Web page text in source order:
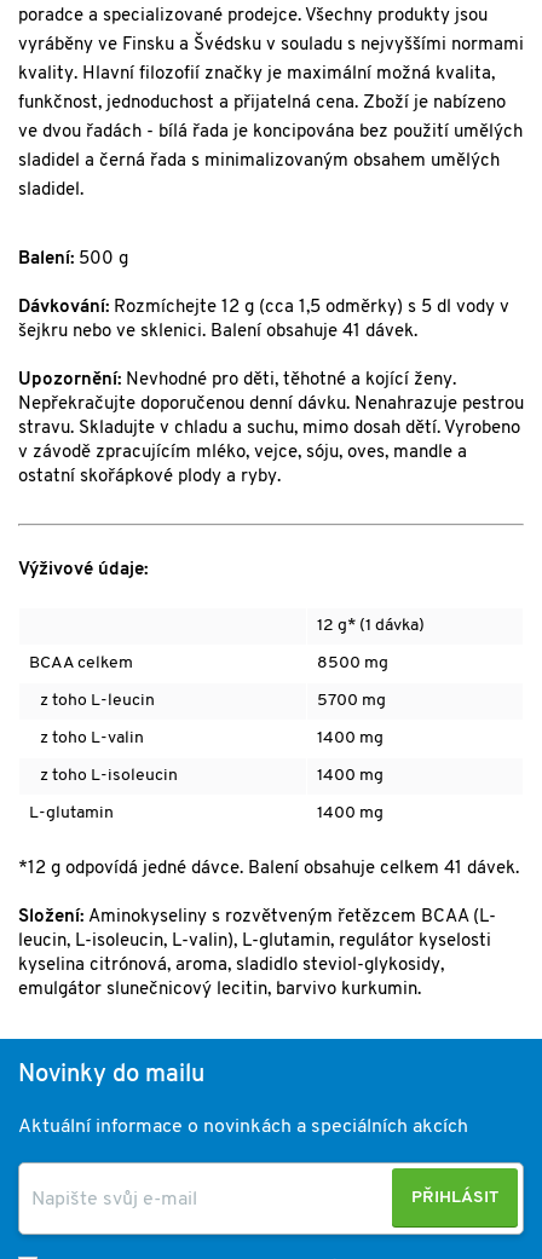
poradce a specializované prodejce. Všechny produkty jsou
vyráběny ve Finsku a Švédsku v souladu s nejvyššími normami
kvality. Hlavní filozofií značky je maximální možná kvalita,
funkčnost, jednoduchost a přijatelná cena. Zboží je nabízeno
ve dvou řadách - bílá řada je koncipována bez použití umělých
sladidel a černá řada s minimalizovaným obsahem umělých
sladidel.
Balení: 500 g
Dávkování: Rozmíchejte 12 g (cca 1,5 odměrky) s 5 dl vody v
šejkru nebo ve sklenici. Balení obsahuje 41 dávek.
Upozornění: Nevhodné pro děti, těhotné a kojící ženy.
Nepřekračujte doporučenou denní dávku. Nenahrazuje pestrou
stravu. Skladujte v chladu a suchu, mimo dosah dětí. Vyrobeno
v závodě zpracujícím mléko, vejce, sóju, oves, mandle a
ostatní skořápkové plody a ryby.
Výživové údaje:
12 g* (1 dávka)
BCAA celkem 8500 mg
z toho L-leucin 5700 mg
z toho L-valin 1400 mg
z toho L-isoleucin 1400 mg
L-glutamin 1400 mg
*12 g odpovídá jedné dávce. Balení obsahuje celkem 41 dávek.
Složení: Aminokyseliny s rozvětveným řetězcem BCAA (L-
leucin, L-isoleucin, L-valin), L-glutamin, regulátor kyselosti
kyselina citrónová, aroma, sladidlo steviol-glykosidy,
emulgátor slunečnicový lecitin, barvivo kurkumin.
Novinky do mailu
Aktuální informace o novinkách a speciálních akcích
PŘIHLÁSIT